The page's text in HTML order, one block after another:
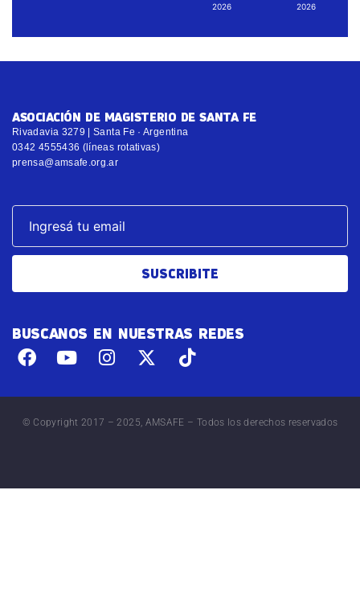
2026
2026
ASOCIACIÓN DE MAGISTERIO DE SANTA FE
Rivadavia 3279 | Santa Fe · Argentina
0342 4555436 (líneas rotativas)
prensa@amsafe.org.ar
SUSCRIBITE
BUSCANOS EN NUESTRAS REDES
© Copyright 2017 – 2025, AMSAFE – Todos los derechos reservados